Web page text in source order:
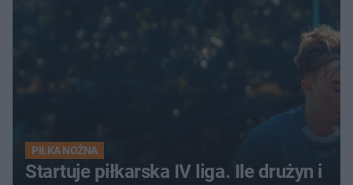
PIŁKA NOŻNA
Startuje piłkarska IV liga. Ile drużyn i